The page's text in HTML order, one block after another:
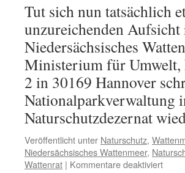
Tut sich nun tatsächlich
unzureichenden
Niedersächsisches
Ministerium für Umwelt,
2 in 30169 Hannover
Nationalparkverwaltung
Naturschutzdezernat
Veröffentlicht unter Naturschutz,
Niedersächsisches Wattenmeer,
Wattenrat | Kommentare deaktiviertfür